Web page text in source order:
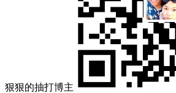
狠狠的抽打博主